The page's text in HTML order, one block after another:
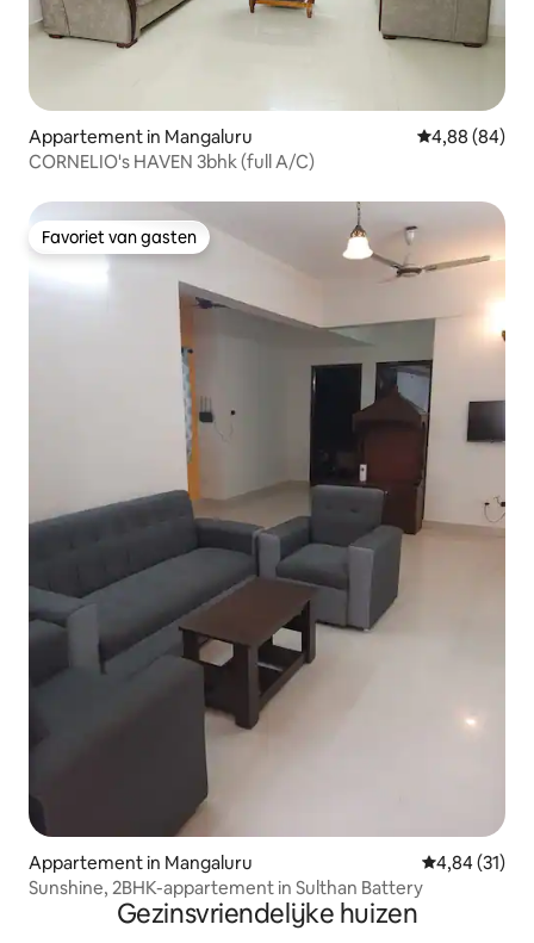
Appartement in Mangaluru Gemiddelde
4,88 (84)
CORNELIO's HAVEN 3bhk (full A/C)
Favoriet van gasten
Favoriet van gasten
Appartement in Mangaluru Gemiddelde
4,84 (31)
Sunshine, 2BHK-appartement in Sulthan Battery
Gezinsvriendelijke huizen